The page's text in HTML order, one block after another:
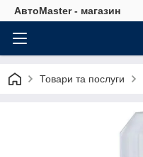
АвтоMaster - магазин
Товари та послуги